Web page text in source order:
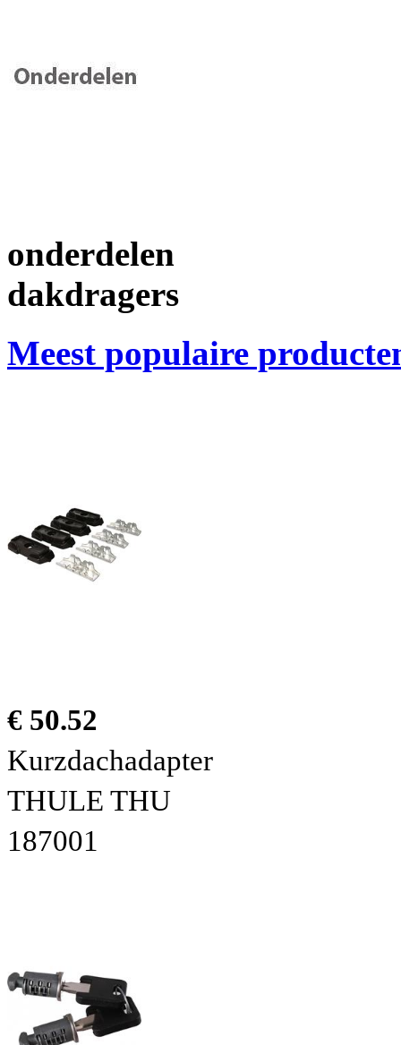
onderdelen
dakdragers
Meest populaire
€ 50.52
Kurzdachadapter
THULE THU
187001